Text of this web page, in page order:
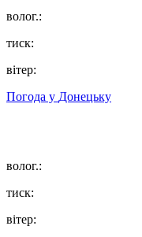
волог.:
тиск:
вітер:
Погода у Донецьку
волог.:
тиск:
вітер: